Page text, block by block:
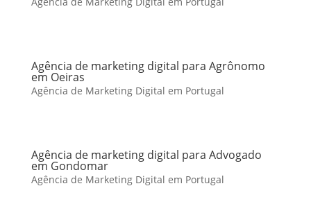
Agência de marketing digital para Agrônomo
em Oeiras
Agência de Marketing Digital em Portugal
Agência de marketing digital para Advogado
em Gondomar
Agência de Marketing Digital em Portugal